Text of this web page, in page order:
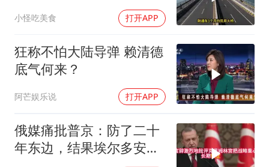
小怪吃美食 打开APP
狂称不怕大陆导弹 赖清德
底气何来？
阿芒娱乐说 打开APP
俄媒痛批普京：防了二十
年东边，结果埃尔多安把